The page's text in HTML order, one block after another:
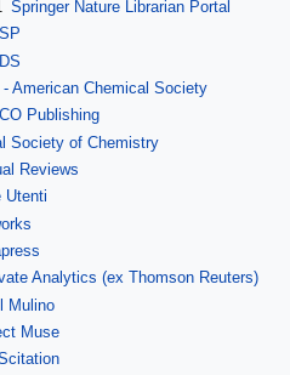
Springer Nature Librarian Portal
American Chemical Society
Publishing
Society of Chemistry
Reviews
Utenti
Analytics (ex Thomson Reuters)
Mulino
Muse